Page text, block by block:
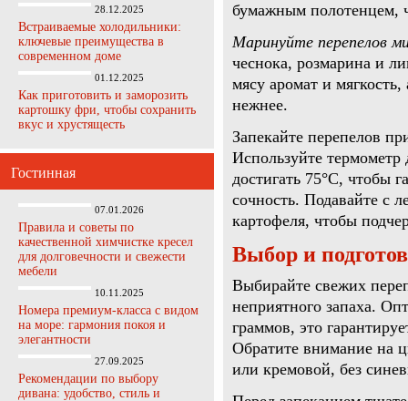
28.12.2025
Встраиваемые холодильники:
ключевые преимущества в
современном доме
01.12.2025
Как приготовить и заморозить
картошку фри, чтобы сохранить
вкус и хрустящесть
Гостинная
07.01.2026
Правила и советы по
качественной химчистке кресел
для долговечности и свежести
мебели
10.11.2025
Номера премиум-класса с видом
на море: гармония покоя и
элегантности
27.09.2025
Рекомендации по выбору
дивана: удобство, стиль и
бумажным полотенцем,
Маринуйте перепелов
чеснока, розмарина и
мясу аромат и
нежнее.
Запекайте перепелов
Используйте термометр
достигать 75°C, чтобы
сочность. Подавайте с
картофеля, чтобы
Выбор и
Выбирайте свежих
неприятного запаха.
граммов, это
Обратите внимание на
или кремовой, без